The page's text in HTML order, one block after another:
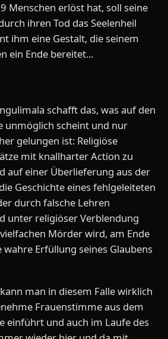
Menschen erlöst hat, soll seine
ihren Tod das Seelenheil
ihm eine Gestalt, die seinem
ein Ende bereitet...
schafft das, was auf den
unmöglich scheint und nur
gelungen ist: Religiöse
mit knallharter Action zu
auf einer Überlieferung aus der
Geschichte eines fehlgeleiteten
durch falsche Lehren
unter religiöser Verblendung
Mörder wird, am Ende
Erfüllung seines Glaubens
man in diesem Falle wirklich
Frauenstimme aus dem
einführt und auch im Laufe des